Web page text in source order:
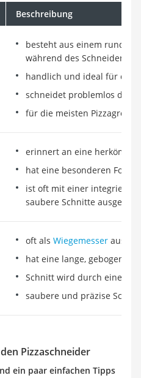
Beschreibung
besteht aus einem runden,
während des Schneidens
handlich und ideal für den
schneidet problemlos
für die meisten
erinnert an eine
hat eine besonderen Form
ist oft mit einer integrierten
saubere Schnitte
oft als Wiegemesser
hat eine lange, gebogene
Schnitt wird durch eine
saubere und präzise
Pizzaschneider
ein paar einfachen Tipps